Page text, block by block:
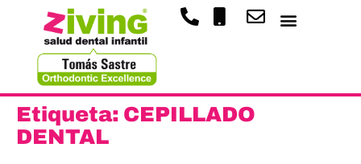
Etiqueta: CEPILLADO
DENTAL